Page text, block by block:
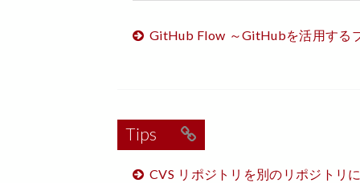
GitHub Flow ～GitHubを活用する
Tips
CVS リポジトリを別のリポジトリ